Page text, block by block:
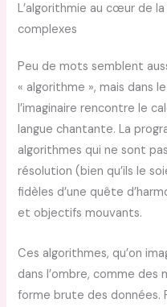
L’algorithmie au cœur de
complexes
Peu de mots semblent
« algorithme », mais dans
l’imaginaire rencontre le
langue chantante. La
algorithmes qui ne sont
résolution (bien qu’ils le
fidèles d’une quête
et objectifs mouvants.
Ces algorithmes, qu’on
dans l’ombre, comme
forme brute des données.